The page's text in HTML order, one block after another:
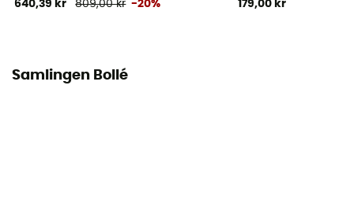
640,39 kr 809,00 kr -20% 179,00 kr
Samlingen Bollé